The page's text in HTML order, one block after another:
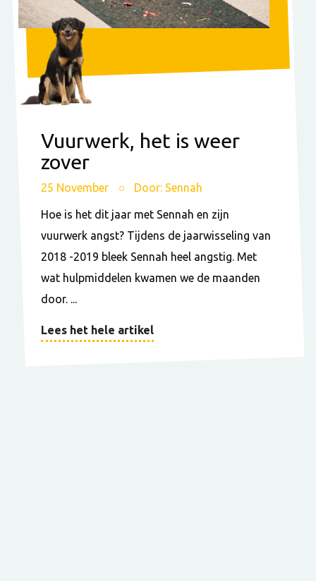
Vuurwerk, het is weer
zover
25 November Door: Sennah
Hoe is het dit jaar met Sennah en zijn
vuurwerk angst? Tijdens de jaarwisseling van
2018 -2019 bleek Sennah heel angstig. Met
wat hulpmiddelen kwamen we de maanden
door. ...
Lees het hele artikel